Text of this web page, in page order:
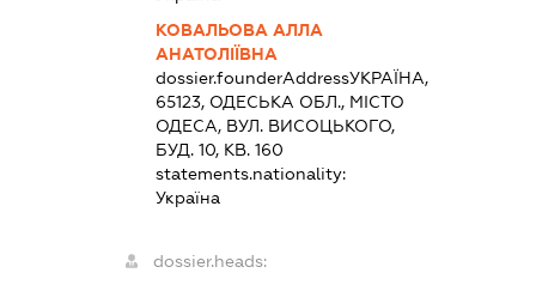
КОВАЛЬОВА АЛЛА
АНАТОЛІЇВНА
dossier.founderAddressУКРАЇНА,
65123, ОДЕСЬКА ОБЛ., МІСТО
ОДЕСА, ВУЛ. ВИСОЦЬКОГО,
БУД. 10, КВ. 160
statements.nationality:
Україна
dossier.heads: